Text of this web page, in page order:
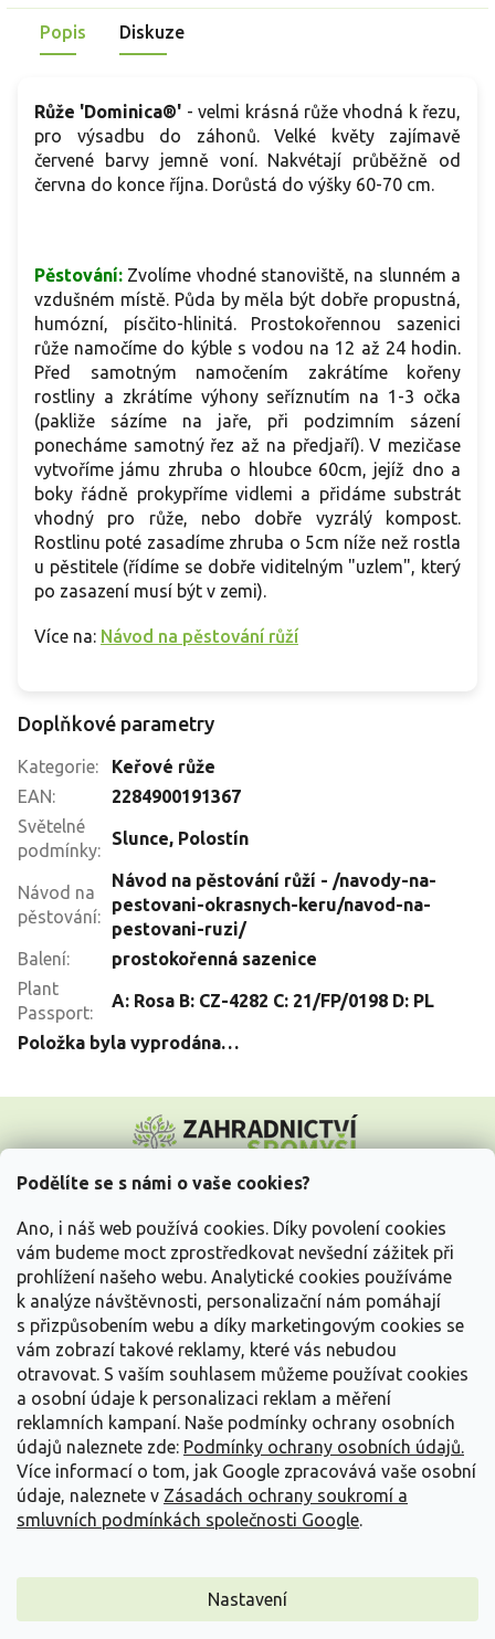
Podělíte se s námi o vaše cookies?
Ano, i náš web používá cookies. Díky povolení cookies
vám budeme moct zprostředkovat nevšední zážitek při
prohlížení našeho webu. Analytické cookies používáme
k analýze návštěvnosti, personalizační nám pomáhají
s přizpůsobením webu a díky marketingovým cookies se
vám zobrazí takové reklamy, které vás nebudou
otravovat. S vaším souhlasem můžeme používat cookies
a osobní údaje k personalizaci reklam a měření
reklamních kampaní. Naše podmínky ochrany osobních
údajů naleznete zde: Podmínky ochrany osobních údajů.
Více informací o tom, jak Google zpracovává vaše osobní
údaje, naleznete v Zásadách ochrany soukromí a
smluvních podmínkách společnosti Google.
Nastavení
se hodí do reprezentativních záhonů, jako solitéra i do
svatebních a floristických aranžmá.
Popis Diskuze
Růže 'Dominica®' - velmi krásná růže vhodná k řezu,
pro výsadbu do záhonů. Velké květy zajímavě
červené barvy jemně voní. Nakvétají průběžně od
června do konce října. Dorůstá do výšky 60-70 cm.
Pěstování: Zvolíme vhodné stanoviště, na slunném a
vzdušném místě. Půda by měla být dobře propustná,
humózní, písčito-hlinitá. Prostokořennou sazenici
růže namočíme do kýble s vodou na 12 až 24 hodin.
Před samotným namočením zakrátíme kořeny
rostliny a zkrátíme výhony seříznutím na 1-3 očka
(pakliže sázíme na jaře, při podzimním sázení
ponecháme samotný řez až na předjaří). V mezičase
vytvoříme jámu zhruba o hloubce 60cm, jejíž dno a
boky řádně prokypříme vidlemi a přidáme substrát
vhodný pro růže, nebo dobře vyzrálý kompost.
Rostlinu poté zasadíme zhruba o 5cm níže než rostla
u pěstitele (řídíme se dobře viditelným "uzlem", který
po zasazení musí být v zemi).
Více na: Návod na pěstování růží
Doplňkové parametry
Kategorie:
Keřové růže
EAN:
2284900191367
Světelné
podmínky:
Slunce, Polostín
Návod na
pěstování:
Návod na pěstování růží - /navody-na-
pestovani-okrasnych-keru/navod-na-
pestovani-ruzi/
Balení:
prostokořenná sazenice
Plant
Passport:
A: Rosa B: CZ-4282 C: 21/FP/0198 D: PL
Položka byla vyprodána…
p
Vše o nákupu
Informace pro Vás
Kontakujte nás
Vytvořil Shoptet